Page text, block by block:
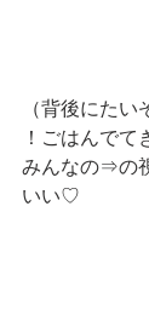
（背後にたい
！ごはんでて
みんなの⇒の
いい♡